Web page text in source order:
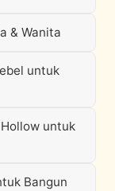
& Wanita
untuk
untuk
Bangun